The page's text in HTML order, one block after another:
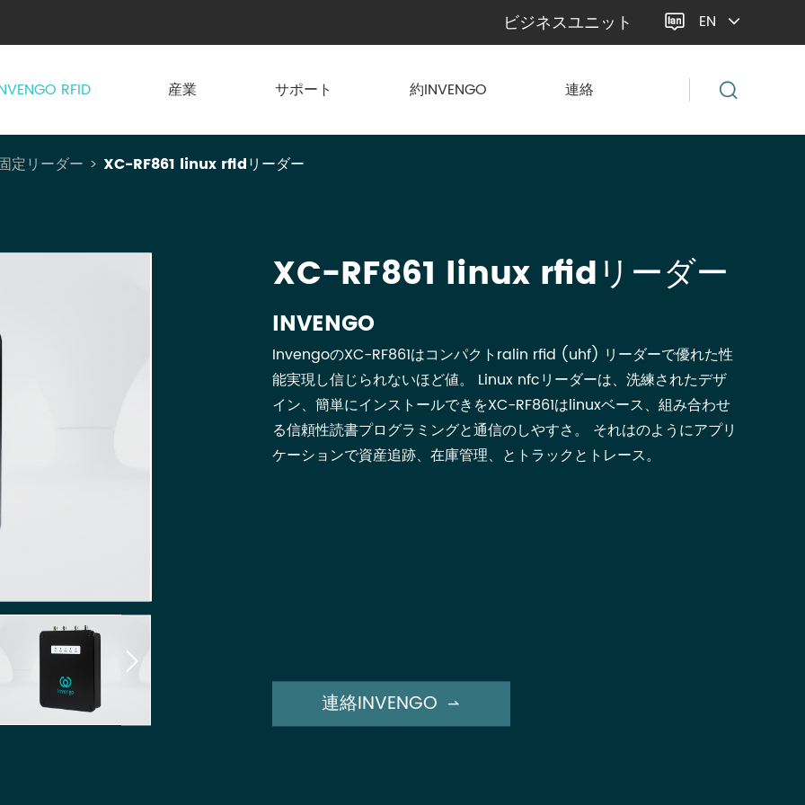
ビジネスユニット  EN
RFID 産業 サポート 約INVENGO 連絡
定リーダー XC-RF861 linux rfidリーダー

XC-RF861 linux rfidリーダー
INVENGO
InvengoのXC-RF861はコンパクトralin rfid (uhf) リーダーで優れた性
能実現し信じられないほど値。 Linux nfcリーダーは、洗練されたデザ
イン、簡単にインストールできをXC-RF861はlinuxベース、組み合わせ
る信頼性読書プログラミングと通信のしやすさ。 それはのようにアプリ
ケーションで資産追跡、在庫管理、とトラックとトレース。
連絡INVENGO 